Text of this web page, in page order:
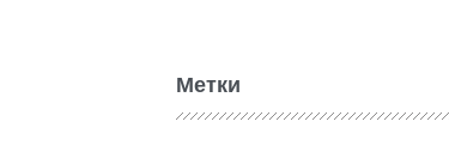
Метки